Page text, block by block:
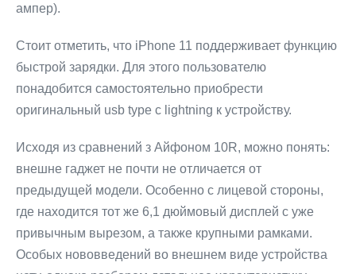
ампер).
Стоит отметить, что iPhone 11 поддерживает функцию
быстрой зарядки. Для этого пользователю
понадобится самостоятельно приобрести
оригинальный usb type c lightning к устройству.
Исходя из сравнений з Айфоном 10R, можно понять:
внешне гаджет не почти не отличается от
предыдущей модели. Особенно с лицевой стороны,
где находится тот же 6,1 дюймовый дисплей с уже
привычным вырезом, а также крупными рамками.
Особых нововведений во внешнем виде устройства